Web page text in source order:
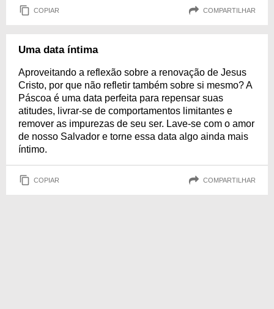
COPIAR COMPARTILHAR
Uma data íntima
Aproveitando a reflexão sobre a renovação de Jesus
Cristo, por que não refletir também sobre si mesmo? A
Páscoa é uma data perfeita para repensar suas
atitudes, livrar-se de comportamentos limitantes e
remover as impurezas de seu ser. Lave-se com o amor
de nosso Salvador e torne essa data algo ainda mais
íntimo.
COPIAR COMPARTILHAR